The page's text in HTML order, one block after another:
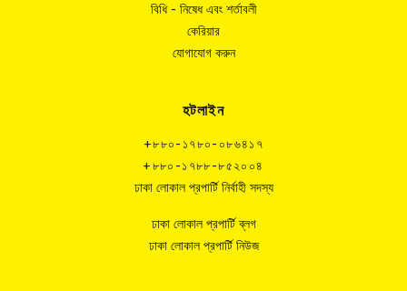
বিধি - নিষেধ এবং শর্তাবলী
কেরিয়ার
যোগাযোগ করুন
হটলাইন
+৮৮০-১৭৮০-০৮৬৪১৭
+৮৮০-১৭৮৮-৮৫২০০৪
ঢাকা লোকাল প্রপার্টি নির্বাহী সদস্য
ঢাকা লোকাল প্রপার্টি ব্লগ
ঢাকা লোকাল প্রপার্টি নিউজ